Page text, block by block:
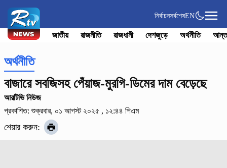
নির্বাচনসর্বশেষEN
জাতীয় রাজনীতি রাজধানী দেশজুড়ে অর্থনীতি
অর্থনীতি
বাজারে সবজিসহ পেঁয়াজ-মুরগি-ডিমের দাম বেড়েছে
আরটিভি নিউজ
প্রকাশিত: শুক্রবার, ০১ আগস্ট ২০২৫ , ১২:৪৪ পিএম
শেয়ার করুন: